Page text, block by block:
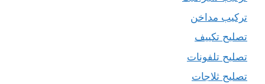
تركيب مداخن
تصليح تكييف
تصليح تلفونات
تصليح ثلاجات